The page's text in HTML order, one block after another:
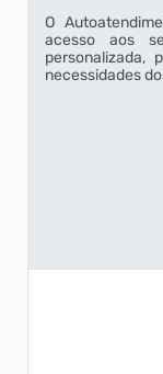
O
acesso aos
personalizada,
necessidades